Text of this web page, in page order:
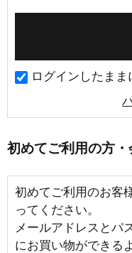
ログインしたまま
初めてご利用の方
初めてご利用のお客
ってください。
メールアドレスとパ
にお買い物ができる